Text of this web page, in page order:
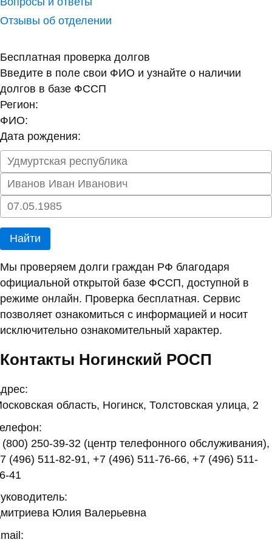
Отзывы об отделении
Бесплатная проверка долгов
Введите в поле свои ФИО и узнайте о наличии
долгов в базе ФССП
Регион:
ФИО:
Дата рождения:
Найти
Мы проверяем долги граждан РФ благодаря
официальной открытой базе ФССП, доступной в
режиме онлайн. Проверка бесплатная. Сервис
позволяет ознакомиться с информацией и носит
исключительно ознакомительный характер.
Контакты Ногинский РОСП
область, Ногинск, Толстовская улица, 2
(800) 250-39-32 (центр телефонного обслуживания),
(496) 511-82-91, +7 (496) 511-76-66, +7 (496) 511-
41
Юлия Валерьевна